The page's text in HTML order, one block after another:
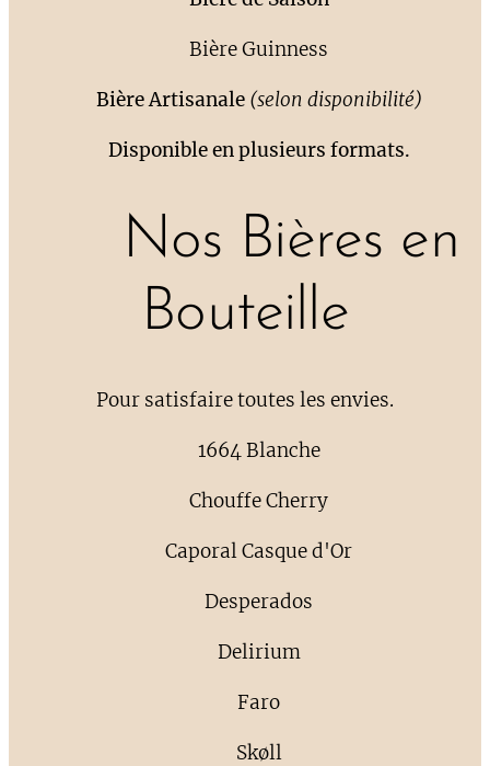
🍺 Bière Guinness
Bière Artisanale (selon disponibilité)
Disponible en plusieurs formats.
🍾 Nos Bières en
Bouteille
Pour satisfaire toutes les envies.
🍺 1664 Blanche
🍒 Chouffe Cherry
🏍️ Caporal Casque d'Or
🍋 Desperados
😈 Delirium
🍺 Faro
❄️ Skøll